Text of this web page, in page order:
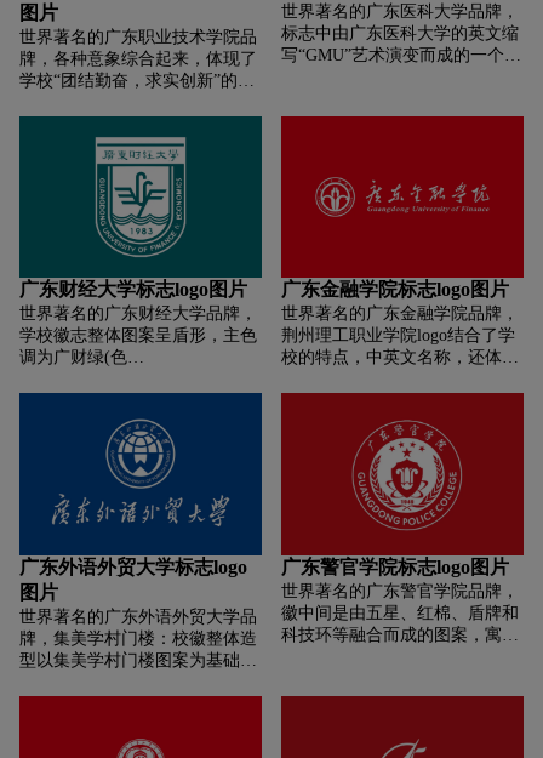
图片
世界著名的广东职业技术学院品
牌，各种意象综合起来，体现了
学校“团结勤奋，求实创新”的精
修、全面发展”的办学育人理念;
表明了学校创办发展于“信阳古
申之地”的历史地理环境;承载了
学校“千里之行，始于足下，脚
踏实地，不断进取”的历史与责
任;彰显了学校“仰望星空，崇尚
道德，志存高远，慎思笃行”的
人生追求;展现了学校“探索发
展，蓬勃向上，事业红火”的美
好前景。
世界著名的广东医科大学品牌，
标志中由广东医科大学的英文缩
写“GMU”艺术演变而成的一个展
面扬起的风帆。徽标整体体现出
并抵达成功彼岸的努力和信心，
其中绿色象征茵茵校园，蓝色则
广东财经大学标志logo图片
世界著名的广东财经大学品牌，
学校徽志整体图案呈盾形，主色
调为广财绿(色
图案、三条波浪纹和阿拉伯数字
广东金融学院标志logo图片
世界著名的广东金融学院品牌，
荆州理工职业学院logo结合了学
校的特点，中英文名称，还体现
历程，育人标准。
广东外语外贸大学标志logo
图片
世界著名的广东外语外贸大学品
牌，集美学村门楼：校徽整体造
型以集美学村门楼图案为基础，
安详，象征集美大学长久稳定的
广东警官学院标志logo图片
世界著名的广东警官学院品牌，
徽中间是由五星、红棉、盾牌和
科技环等融合而成的图案，寓意
现代化警察院校；1949是我院的